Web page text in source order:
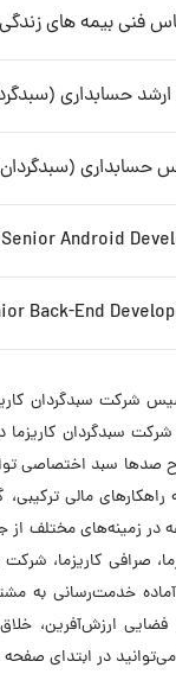
فنی بیمه های زندگی
حسابداری
حسابداری
Senior Android
سبدگردان
صدها سبد اختصاصی
زمینه‌های مختلف از
صرافی کاریزما،
آماده خدمت‌رسانی به
ارزش‌آفرین، خلاق
در ابتدای